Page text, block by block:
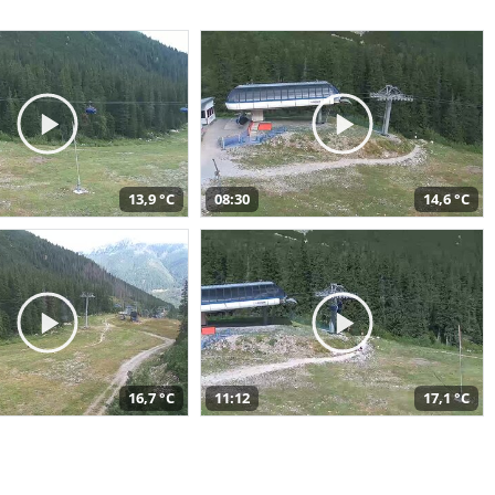
13,9 °C 08:30 14,6 °C
16,7 °C 11:12 17,1 °C